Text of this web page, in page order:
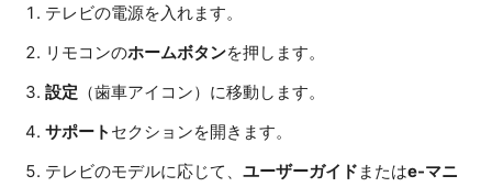
テレビの電源を入れます。
リモコンのホームボタンを押します。
設定 （歯車アイコン）に移動します。
サポート セクションを開きます。
テレビのモデルに応じて、 ユーザーガイド またはe-マニ